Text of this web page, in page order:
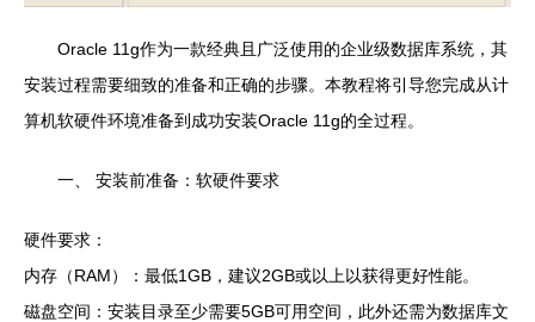
Oracle 11g作为一款经典且广泛使用的企业级数据库系统，其
安装过程需要细致的准备和正确的步骤。本教程将引导您完成从计
算机软硬件环境准备到成功安装Oracle 11g的全过程。
一、 安装前准备：软硬件要求
硬件要求：
内存（RAM）：最低1GB，建议2GB或以上以获得更好性能。
磁盘空间：安装目录至少需要5GB可用空间，此外还需为数据库文